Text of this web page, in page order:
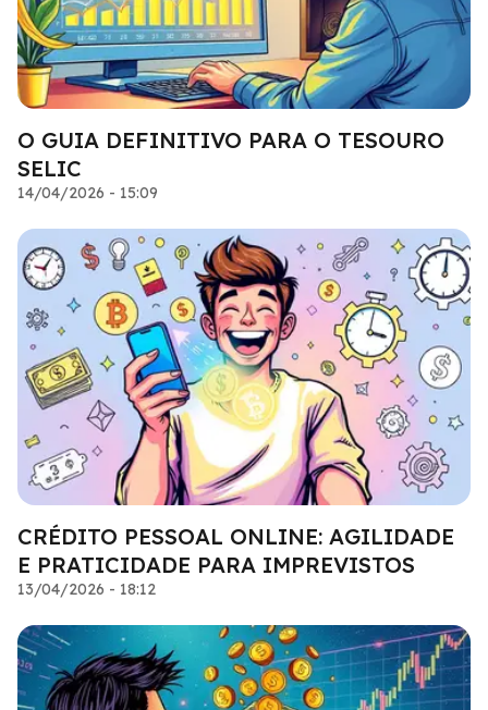
O GUIA DEFINITIVO PARA O TESOURO
SELIC
14/04/2026 - 15:09
CRÉDITO PESSOAL ONLINE: AGILIDADE
E PRATICIDADE PARA IMPREVISTOS
13/04/2026 - 18:12